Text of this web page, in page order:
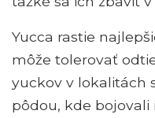
Yucca rastie
môže tolerovať
yuckov v lokalitách
pôdou, kde bojovali